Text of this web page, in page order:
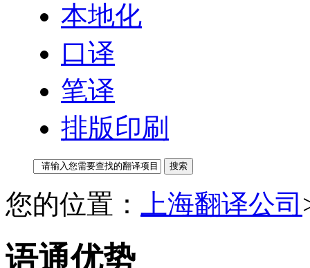
本地化
口译
笔译
排版印刷
您的位置： 上海翻译公司
语通优势